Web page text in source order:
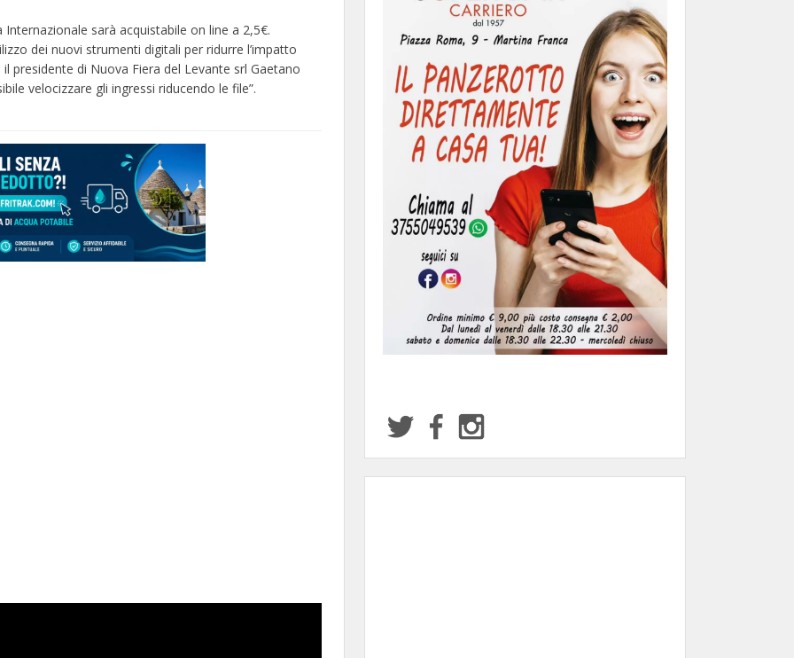
sarà acquistabile on line a 2,5€.
dei nuovi strumenti digitali per ridurre l’impatto
presidente di Nuova Fiera del Levante srl Gaetano
velocizzare gli ingressi riducendo le file”.